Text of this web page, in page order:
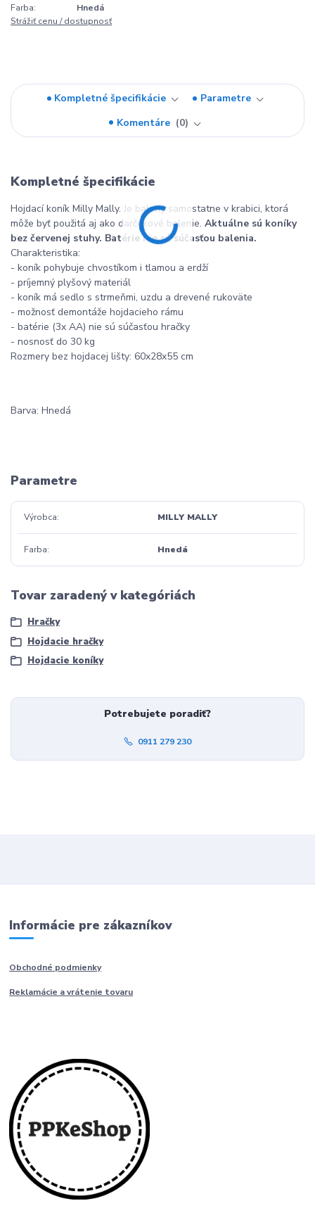
Farba:
Hnedá
Strážiť cenu / dostupnosť
Kompletné špecifikácie
Parametre
Komentáre
0
Kompletné špecifikácie
Hojdací koník Milly Mally. Je balený samostatne v krabici, ktorá
môže byť použitá aj ako darčekové balenie. Aktuálne sú koníky
bez červenej stuhy. Batérie nie sú súčasťou balenia.
Charakteristika:
- koník pohybuje chvostíkom i tlamou a erdží
- príjemný plyšový materiál
- koník má sedlo s strmeňmi, uzdu a drevené rukoväte
- možnosť demontáže hojdacieho rámu
- batérie (3x AA) nie sú súčasťou hračky
- nosnosť do 30 kg
Rozmery bez hojdacej lišty: 60x28x55 cm
Barva: Hnedá
Parametre
Výrobca MILLY MALLY
Farba Hnedá
Tovar zaradený v kategóriách
Hračky
Hojdacie hračky
Hojdacie koníky
Potrebujete poradiť?
0911 279 230
Informácie pre zákazníkov
Obchodné podmienky
Reklamácie a vrátenie tovaru